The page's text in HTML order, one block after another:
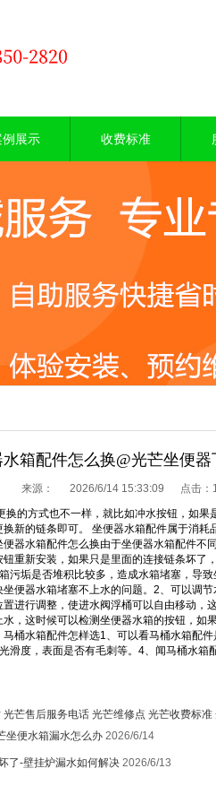
例展示 收费标准
箱配件怎么换@光芒坐便
来源： 2026/6/14 15:33:09 点击：
的方式也不一样，就比如冲水按钮，如
新的链条即可。 坐便器水箱配件属于消
器水箱配件怎么换由于坐便器水箱配件不
重新安装，如果只是里面的连接链条坏了
污垢是否堆积比较多，造成水箱堵塞，导
便器水箱堵塞不上水的问题。2、可以调
进行调整，使进水阀浮桶可以自由移动，
，这时候可以检测坐便器水箱的按钮，如
桶水箱配件怎样选1、可以看马桶水箱配
度，表面是否有毛刺等。4、闻马桶水箱
光芒售后服务电话 光芒维修点 光芒收费标准
坐便水箱漏水怎么办 2026/6/14
了-壁挂炉漏水如何解决 2026/6/13